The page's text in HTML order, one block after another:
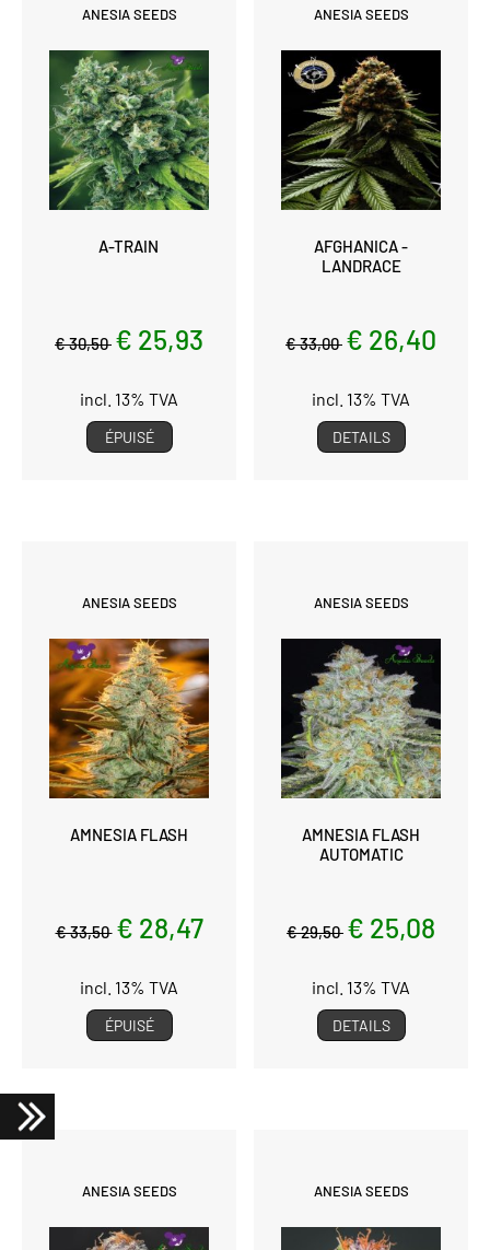
ANESIA SEEDS
A-TRAIN
€ 30,50 € 25,93
incl. 13% TVA
ÉPUISÉ
ANESIA SEEDS
AFGHANICA -
LANDRACE
€ 33,00 € 26,40
incl. 13% TVA
DETAILS
ANESIA SEEDS
AMNESIA FLASH
€ 33,50 € 28,47
incl. 13% TVA
ÉPUISÉ
ANESIA SEEDS
AMNESIA FLASH
AUTOMATIC
€ 29,50 € 25,08
incl. 13% TVA
DETAILS
ANESIA SEEDS ANESIA SEEDS